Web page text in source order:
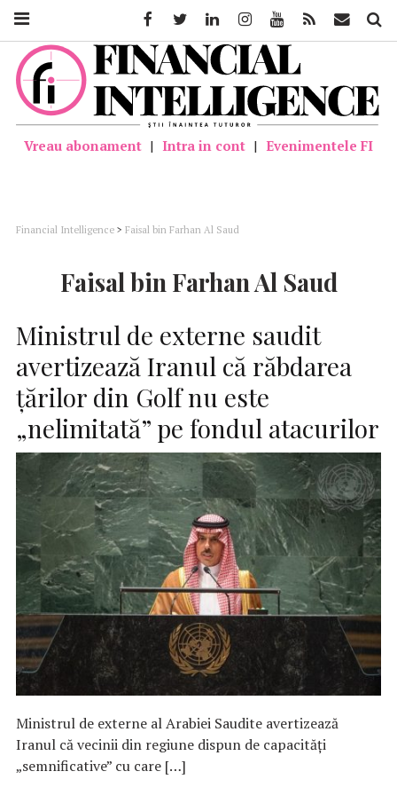
Vreau abonament | Intra in cont | Evenimentele FI
Financial Intelligence > Faisal bin Farhan Al Saud
Faisal bin Farhan Al Saud
Ministrul de externe saudit
avertizează Iranul că răbdarea
țărilor din Golf nu este
„nelimitată” pe fondul atacurilor
Ministrul de externe al Arabiei Saudite avertizează
Iranul că vecinii din regiune dispun de capacități
„semnificative” cu care […]
FacebookTwitter LinkedinInstagramYoutube Feed Mail